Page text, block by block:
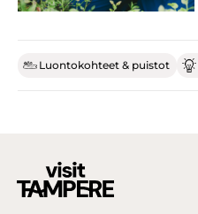
Luontokohteet & puistot